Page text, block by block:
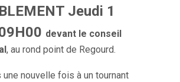
Jeudi 1
devant le conseil
, au rond point de Regourd.
une nouvelle fois à un tournant